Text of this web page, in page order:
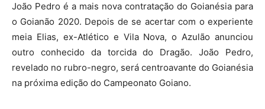
João Pedro é a mais nova contratação do Goianésia para
o Goianão 2020. Depois de se acertar com o experiente
meia Elias, ex-Atlético e Vila Nova, o Azulão anunciou
outro conhecido da torcida do Dragão. João Pedro,
revelado no rubro-negro, será centroavante do Goianésia
na próxima edição do Campeonato Goiano.